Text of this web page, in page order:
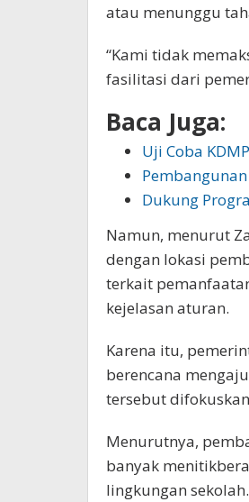
atau menunggu
“Kami tidak
fasilitasi dari
Baca Juga:
Uji Coba
Dukung
Namun, menurut
dengan lokasi
terkait
kejelasan aturan.
Karena itu,
berencana
tersebut
Menurutnya,
banyak
lingkungan